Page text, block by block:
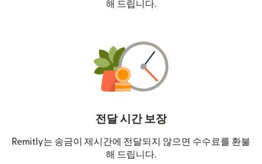
해 드립니다.
전달 시간 보장
Remitly는 송금이 제시간에 전달되지 않으면 수수료를 환불
해 드립니다.